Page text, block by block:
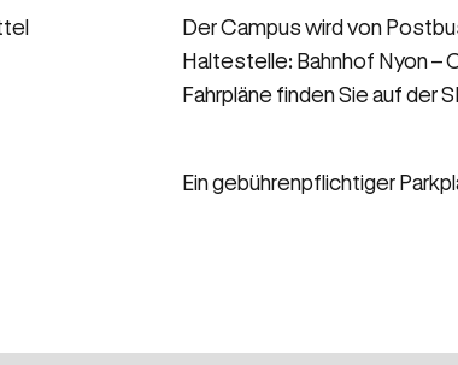
Der Campus wird von
Haltestelle: Bahnhof Nyon –
Fahrpläne finden Sie auf der
Ein gebührenpflichtiger